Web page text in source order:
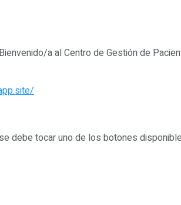
a al Centro de Gestión de
debe tocar uno de los botones